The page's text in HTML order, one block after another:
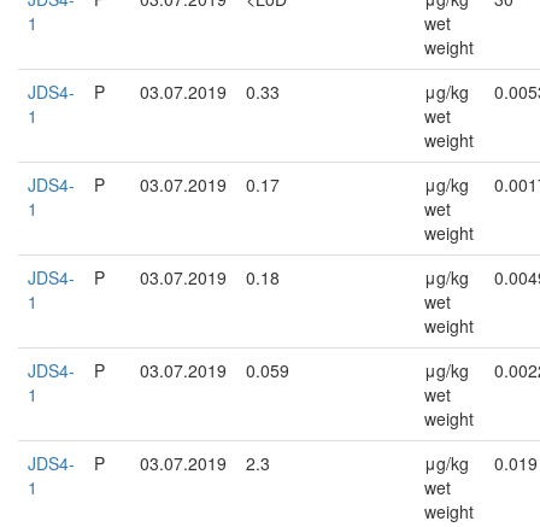
1
wet
weight
JDS4-
1
P 03.07.2019 0.33
μg/kg
wet
weight
JDS4-
1
P 03.07.2019 0.17
μg/kg
wet
weight
JDS4-
1
P 03.07.2019 0.18
μg/kg
wet
weight
JDS4-
1
P 03.07.2019 0.059
μg/kg
wet
weight
JDS4-
1
P 03.07.2019 2.3
μg/kg
wet
weight
0.019